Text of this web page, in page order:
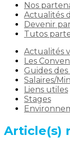
Nos
Actualités
Devenir
Tutos
Actualités
Les
Guides
Salaires/
Liens utiles
Stages
Article(s)